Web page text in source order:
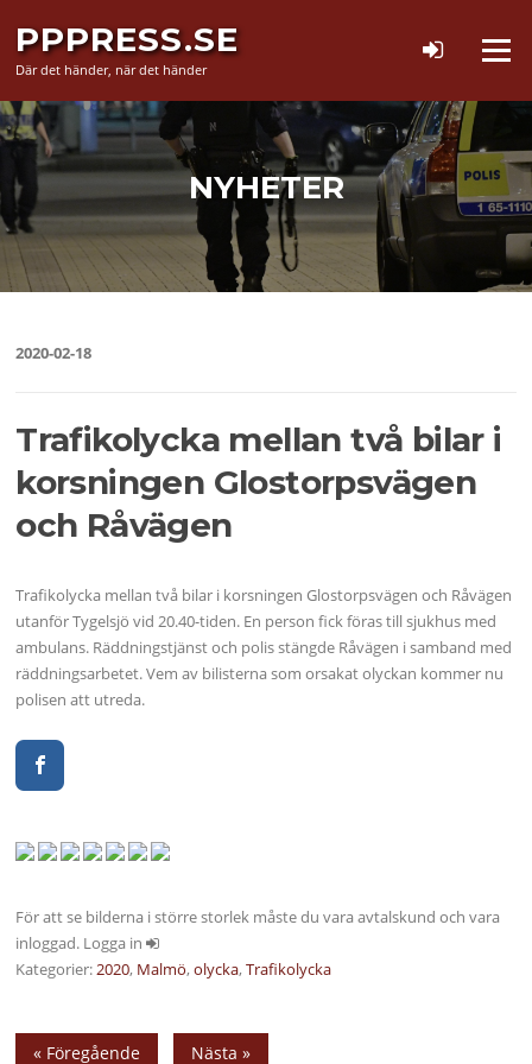
innehåll
PPPRESS.SE
Där det händer, när det händer
Meny
NYHETER
2020-02-18
Trafikolycka mellan två bilar i
korsningen Glostorpsvägen
och Råvägen
Trafikolycka mellan två bilar i korsningen Glostorpsvägen och Råvägen
utanför Tygelsjö vid 20.40-tiden. En person fick föras till sjukhus med
ambulans. Räddningstjänst och polis stängde Råvägen i samband med
räddningsarbetet. Vem av bilisterna som orsakat olyckan kommer nu
polisen att utreda.
För att se bilderna i större storlek måste du vara avtalskund och vara
inloggad. Logga in
Kategorier:2020, Malmö,olycka,Trafikolycka
« Föregående Nästa »